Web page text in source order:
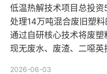
低温热解技术项目总投
处理14万吨混合废旧塑料
通过自研核心技术将废
现无废水、废渣、二噁英
2026-06-03